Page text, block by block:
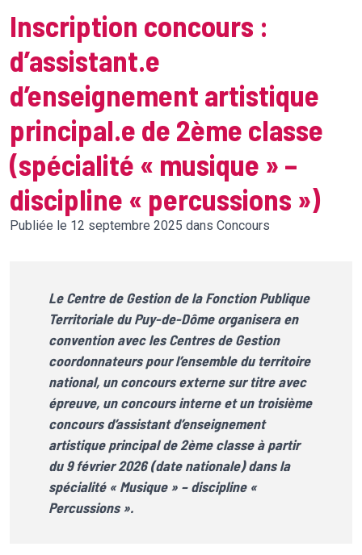
Inscription concours :
d’assistant.e
d’enseignement artistique
principal.e de 2ème classe
(spécialité « musique » –
discipline « percussions »)
Publiée le 12 septembre 2025 dans Concours
Le Centre de Gestion de la Fonction Publique
Territoriale du Puy-de-Dôme organisera en
convention avec les Centres de Gestion
coordonnateurs pour l’ensemble du territoire
national, un concours externe sur titre avec
épreuve, un concours interne et un troisième
concours d’assistant d’enseignement
artistique principal de 2ème classe à partir
du 9 février 2026 (date nationale) dans la
spécialité « Musique » – discipline «
Percussions ».